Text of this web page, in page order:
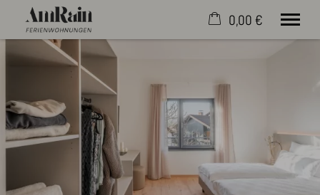
Boardinghouse
Ferienwohnungen
Penthouse
Ferienhaus Lieselotte
Kontakt & Service
Jetzt buchen
0,00 €